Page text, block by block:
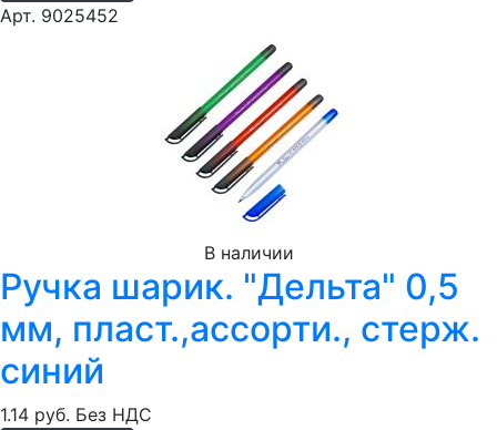
Арт. 9025452
В наличии
Ручка шарик. "Дельта" 0,5
мм, пласт.,ассорти., стерж.
синий
1.14 руб. Без НДС